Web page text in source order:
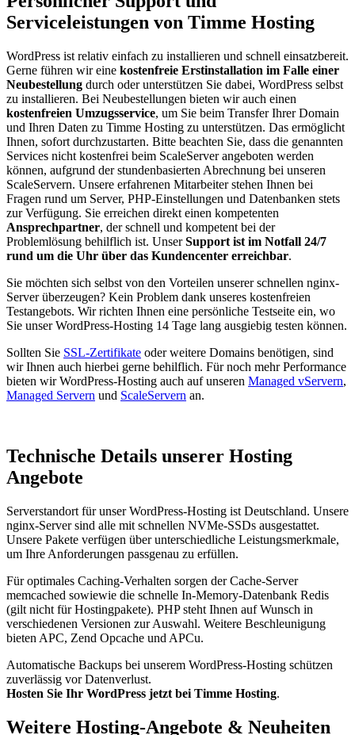
Serviceleistungen von Timme Hosting
WordPress ist relativ einfach zu installieren und schnell einsatzbereit.
Gerne führen wir eine kostenfreie Erstinstallation im Falle einer
Neubestellung durch oder unterstützen Sie dabei, WordPress selbst
zu installieren. Bei Neubestellungen bieten wir auch einen
kostenfreien Umzugsservice, um Sie beim Transfer Ihrer Domain
und Ihren Daten zu Timme Hosting zu unterstützen. Das ermöglicht
Ihnen, sofort durchzustarten. Bitte beachten Sie, dass die genannten
Services nicht kostenfrei beim ScaleServer angeboten werden
können, aufgrund der stundenbasierten Abrechnung bei unseren
ScaleServern. Unsere erfahrenen Mitarbeiter stehen Ihnen bei
Fragen rund um Server, PHP-Einstellungen und Datenbanken stets
zur Verfügung. Sie erreichen direkt einen kompetenten
Ansprechpartner, der schnell und kompetent bei der
Problemlösung behilflich ist. UnserSupport ist im Notfall 24/7
rund um die Uhr über das Kundencenter erreichbar.
Sie möchten sich selbst von den Vorteilen unserer schnellen nginx-
Server überzeugen? Kein Problem dank unseres kostenfreien
Testangebots. Wir richten Ihnen eine persönliche Testseite ein, wo
Sie unser WordPress-Hosting 14 Tage lang ausgiebig testen können.
Sollten Sie SSL-Zertifikate oder weitere Domains benötigen, sind
wir Ihnen auch hierbei gerne behilflich. Für noch mehr Performance
bieten wir WordPress-Hosting auch auf unseren Managed vServern,
Managed Servern und ScaleServern an.
Technische Details unserer Hosting
Angebote
Serverstandort für unser WordPress-Hosting ist Deutschland. Unsere
nginx-Server sind alle mit schnellen NVMe-SSDs ausgestattet.
Unsere Pakete verfügen über unterschiedliche Leistungsmerkmale,
um Ihre Anforderungen passgenau zu erfüllen.
Für optimales Caching-Verhalten sorgen der Cache-Server
memcached sowiewie die schnelle In-Memory-Datenbank Redis
(gilt nicht für Hostingpakete). PHP steht Ihnen auf Wunsch in
verschiedenen Versionen zur Auswahl. Weitere Beschleunigung
bieten APC, Zend Opcache und APCu.
Automatische Backups bei unserem WordPress-Hosting schützen
zuverlässig vor Datenverlust.
Hosten Sie Ihr WordPress jetzt bei Timme Hosting.
Weitere Hosting-Angebote & Neuheiten